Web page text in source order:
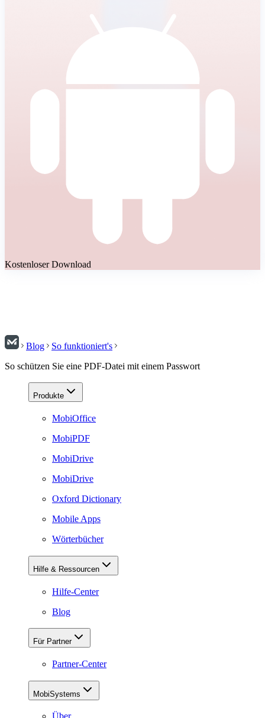
Kostenloser Download
Blog
So funktioniert's
So schützen Sie eine PDF-Datei mit einem Passwort
Produkte
MobiOffice
MobiPDF
MobiDrive
MobiDrive
Oxford Dictionary
Mobile Apps
Wörterbücher
Hilfe & Ressourcen
Hilfe-Center
Blog
Für Partner
Partner-Center
MobiSystems